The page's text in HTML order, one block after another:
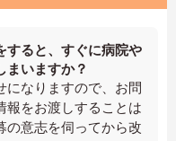
すると、すぐに病院や
まいますか？
になりますので、お問
報をお渡しすることは
の意志を伺ってから改